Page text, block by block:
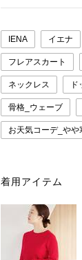
IENA イエナ
フレアスカート
ネックレス ド
骨格_ウェーブ
お天気コーデ_やや
着用アイテム